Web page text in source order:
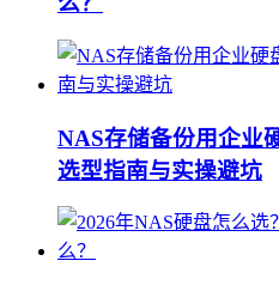
NAS存储备份用企业
选型指南与实操避坑